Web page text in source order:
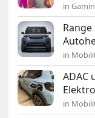
in
in
ADAC
in